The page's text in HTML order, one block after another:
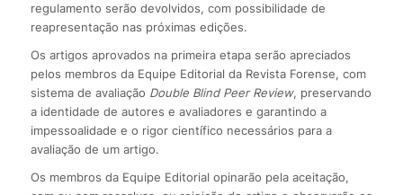
regulamento serão devolvidos, com possibilidade de
reapresentação nas próximas edições.
Os artigos aprovados na primeira etapa serão apreciados
pelos membros da Equipe Editorial da Revista Forense, com
sistema de avaliação Double Blind Peer Review, preservando
a identidade de autores e avaliadores e garantindo a
impessoalidade e o rigor científico necessários para a
avaliação de um artigo.
Os membros da Equipe Editorial opinarão pela aceitação,